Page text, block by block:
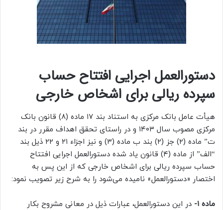
دستورالعمل اجرایی افتتاح حساب
سپرده ریالی برای اشخاص خارجی
هیأت عامل بانک مرکزی به استناد بند ۱۷ ماده (۸) قانون بانک
مرکزی مصوب سال ۱۴۰۳ و در راستای تحقق اهداف مقرر در بند
ت” ماده (۲) جز (۲) بند ب ماده (۳) و نیز اجزاء ۲۱ و ۲۲ ذیل بند
“الف” از ماده (۴) قانون یاد شده دستورالعمل اجرایی افتتاح
حساب سپرده ریالی برای اشخاص خارجی که از این پس به
اختصار «دستورالعمل» نامیده می‌شود را به شرح زیر تصویب نمود:
ماده ۱-
در این دستورالعمل، عبارات ذیل در معانی مشروح بکار